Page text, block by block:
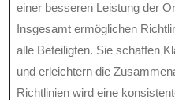
einer besseren Leistung der
Insgesamt ermöglichen
alle Beteiligten. Sie schaffen
und erleichtern die
Richtlinien wird eine